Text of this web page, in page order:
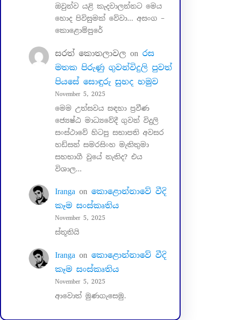
ඔවුන්ව යළි කැදවාලන්නට මෙය
හොද පිවිසුමක් වේවා… අසංග –
කොළොම්පුරේ
සරත් කොතලාවල on රස
මතක පිරුණු ගුවන්විදුලි පුවත්
පියසේ සොඳුරු සුහද හමුව
November 5, 2025
මෙම උත්සවය සඳහා ප්‍රවීණ
ජ්‍යෙෂ්ඨ මාධ්‍යවේදී ගුවන් විදුලි
සංස්ථාවේ හිටපු සභාපති අවසර
හඩ්සන් සමරසිංහ මැතිතුමා
සහභාගී වුයේ නැතිද? එය
විශාල…
Iranga on කොළොන්නාවේ වීදි
කෑම සංස්කෘතිය
November 5, 2025
ස්තූතියි
Iranga on කොළොන්නාවේ වීදි
කෑම සංස්කෘතිය
November 5, 2025
ආවොත් මුණගැසෙමු.